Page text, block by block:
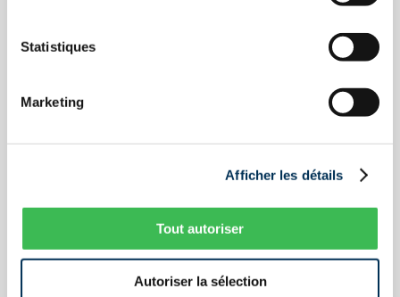
Statistiques
Marketing
Afficher les détails
Tout autoriser
Autoriser la sélection
Nom
Courriel